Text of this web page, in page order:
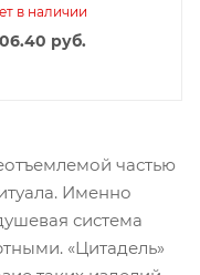
в наличии
руб.
частью
Именно
система
«Цитадель»